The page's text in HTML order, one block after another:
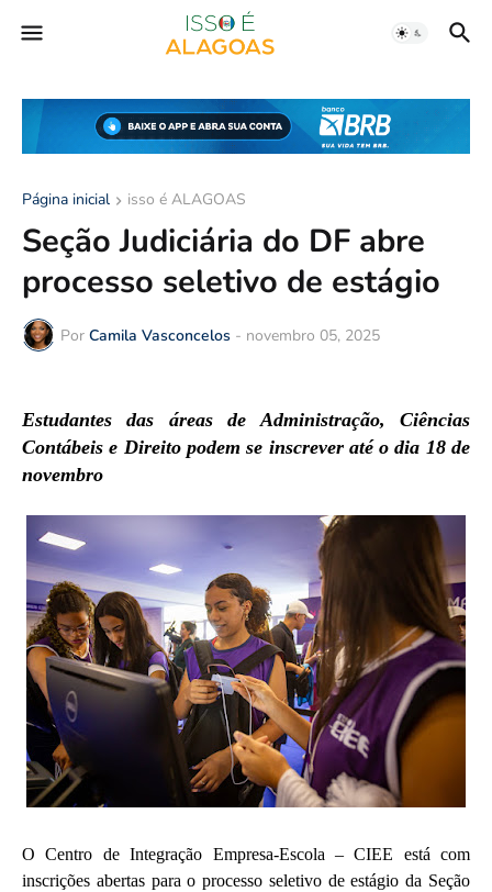
Página inicial isso é ALAGOAS
Seção Judiciária do DF abre
processo seletivo de estágio
Por Camila Vasconcelos - novembro 05, 2025
Estudantes das áreas de Administração, Ciências
Contábeis e Direito podem se inscrever até o dia 18 de
novembro
O Centro de Integração Empresa-Escola – CIEE está com
inscrições abertas para o processo seletivo de estágio da Seção